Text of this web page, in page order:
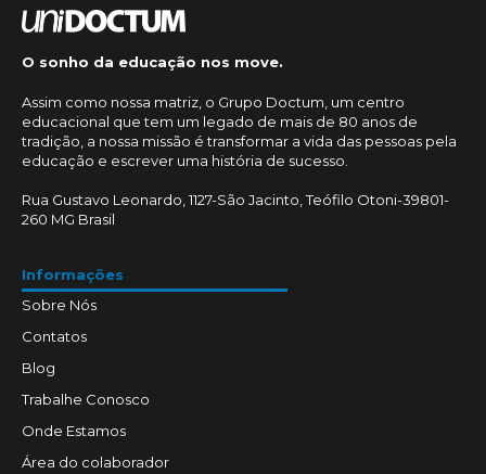
O sonho da educação nos move.
Assim como nossa matriz, o Grupo Doctum, um centro
educacional que tem um legado de mais de 80 anos de
tradição, a nossa missão é transformar a vida das pessoas pela
educação e escrever uma história de sucesso.
Rua Gustavo Leonardo, 1127-São Jacinto, Teófilo Otoni-39801-
260 MG Brasil
Informações
Sobre Nós
Contatos
Blog
Trabalhe Conosco
Onde Estamos
Área do colaborador